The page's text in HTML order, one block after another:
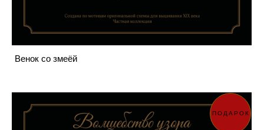
Венок со змеёй
ПОДАРОК